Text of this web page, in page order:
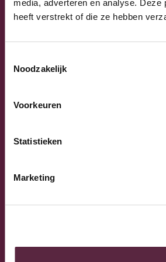
media, adverteren en analyse.
heeft verstrekt of die ze hebben
Noodzakelijk
Voorkeuren
Statistieken
Marketing
Algemene verkoop-, leverings- en
Privacy Policy
© 2026 Burnex Group B.V. | Design by